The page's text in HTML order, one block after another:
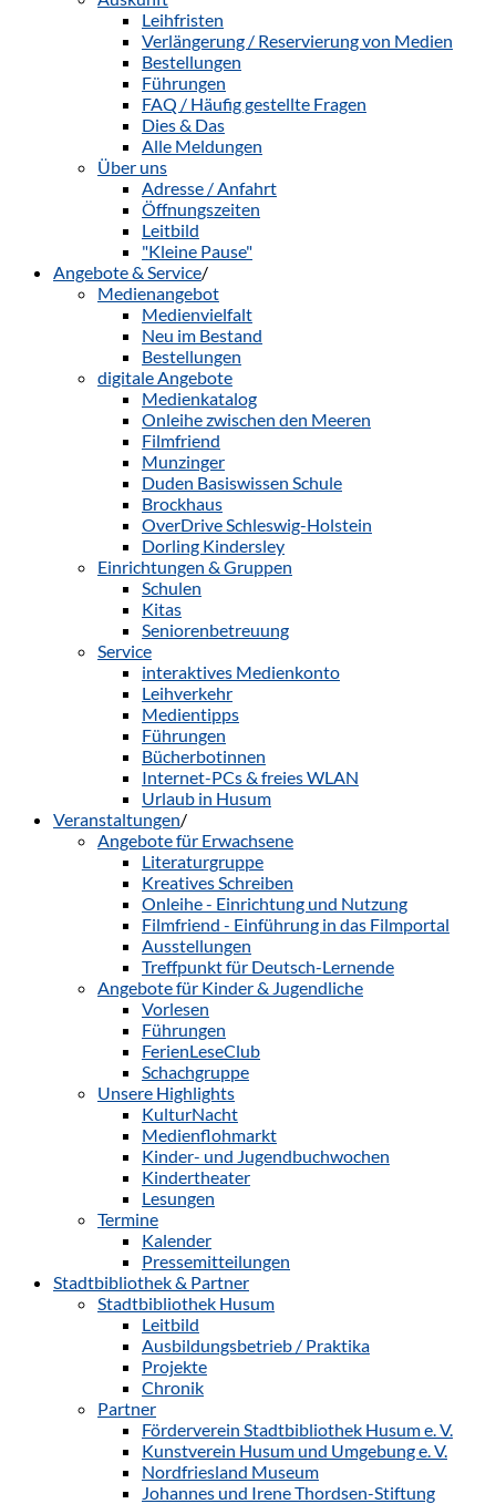
Leihfristen
Verlängerung / Reservierung von Medien
Bestellungen
Führungen
FAQ / Häufig gestellte Fragen
Dies & Das
Alle Meldungen
Über uns
Adresse / Anfahrt
Öffnungszeiten
Leitbild
"Kleine Pause"
Angebote & Service/
Medienangebot
Medienvielfalt
Neu im Bestand
Bestellungen
digitale Angebote
Medienkatalog
Onleihe zwischen den Meeren
Filmfriend
Munzinger
Duden Basiswissen Schule
Brockhaus
OverDrive Schleswig-Holstein
Dorling Kindersley
Einrichtungen & Gruppen
Schulen
Kitas
Seniorenbetreuung
Service
interaktives Medienkonto
Leihverkehr
Medientipps
Führungen
Bücherbotinnen
Internet-PCs & freies WLAN
Urlaub in Husum
Veranstaltungen/
Angebote für Erwachsene
Literaturgruppe
Kreatives Schreiben
Onleihe - Einrichtung und Nutzung
Filmfriend - Einführung in das Filmportal
Ausstellungen
Treffpunkt für Deutsch-Lernende
Angebote für Kinder & Jugendliche
Vorlesen
Führungen
FerienLeseClub
Schachgruppe
Unsere Highlights
KulturNacht
Medienflohmarkt
Kinder- und Jugendbuchwochen
Kindertheater
Lesungen
Termine
Kalender
Pressemitteilungen
Stadtbibliothek & Partner
Stadtbibliothek Husum
Leitbild
Ausbildungsbetrieb / Praktika
Projekte
Chronik
Partner
Förderverein Stadtbibliothek Husum e. V.
Kunstverein Husum und Umgebung e. V.
Nordfriesland Museum
Johannes und Irene Thordsen-Stiftung